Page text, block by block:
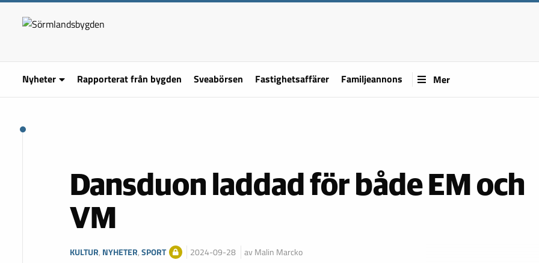
Nyheter Rapporterat från bygden Sveabörsen Fastighetsaffärer Familjeannons Mer
Dansduon laddad för både EM och
VM
KULTUR, NYHETER,SPORT 2024-09-28 av Malin Marcko